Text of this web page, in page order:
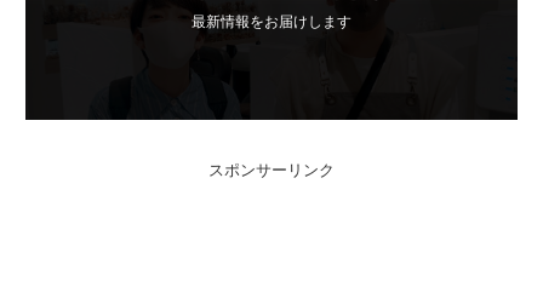
最新情報をお届けします
スポンサーリンク